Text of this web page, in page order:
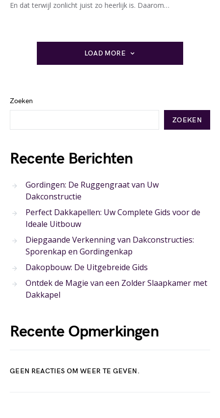
En dat terwijl zonlicht juist zo heerlijk is. Daarom…
LOAD MORE
Zoeken
ZOEKEN
Recente Berichten
Gordingen: De Ruggengraat van Uw
Dakconstructie
Perfect Dakkapellen: Uw Complete Gids voor de
Ideale Uitbouw
Diepgaande Verkenning van Dakconstructies:
Sporenkap en Gordingenkap
Dakopbouw: De Uitgebreide Gids
Ontdek de Magie van een Zolder Slaapkamer met
Dakkapel
Recente Opmerkingen
GEEN REACTIES OM WEER TE GEVEN.